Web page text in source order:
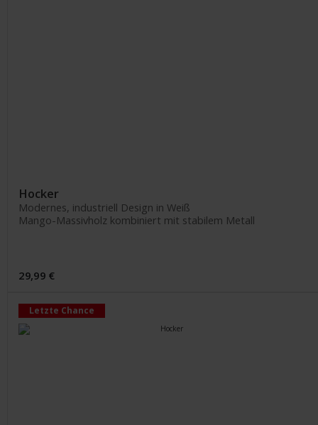
Hocker
Modernes, industriell Design in Weiß
Mango-Massivholz kombiniert mit stabilem Metall
29,99 €
Letzte Chance